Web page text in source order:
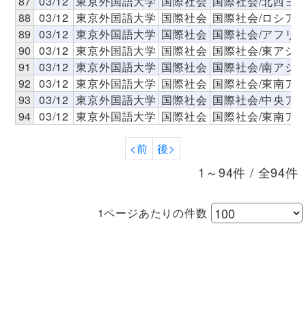
88 03/12 東京外国語大学 国際社会 国際社会/ロシア
89 03/12 東京外国語大学 国際社会 国際社会/アフリ
90 03/12 東京外国語大学 国際社会 国際社会/東アジ
91
03/12 東京外国語大学 国際社会 国際社会/南アジ
92 03/12 東京外国語大学 国際社会 国際社会/東南ア
93 03/12 東京外国語大学 国際社会 国際社会/中央ア
94 03/12 東京外国語大学 国際社会 国際社会/東南ア
<前 後>
1～94件 / 全94件
1ページあたりの件数